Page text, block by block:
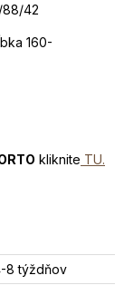
88/42
160-
kliknite TU.
8 týždňov